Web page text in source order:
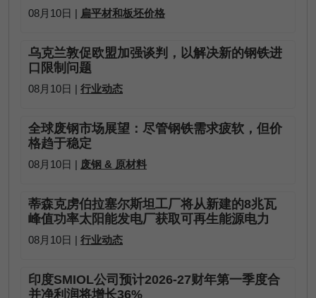
08月10日 | 扁平材和板坯价格
乌克兰敦促欧盟加强谈判，以解决新的钢铁进
口限制问题
08月10日 | 行业动态
全球废钢市场展望：尽管钢铁需求疲软，但价
格趋于稳定
08月10日 | 废钢 & 原材料
蒂森克虏伯拉塞尔斯坦工厂将从新建的8兆瓦
峰值功率太阳能发电厂获取可再生能源电力
08月10日 | 行业动态
印度SMIOL公司预计2026-27财年第一季度合
并净利润将增长36%